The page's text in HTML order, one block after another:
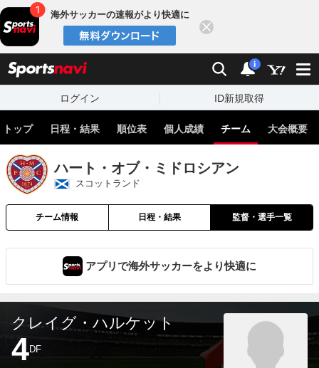
海外サッカーの速報がより快適に
検索 通知
i
ログイン ID新規取得
トップ 日程・結果 順位表 個人成績 チーム 大会概要
ハート・オブ・ミドロシアン
スコットランド
チーム情報 日程・結果 監督・選手一覧
アプリで海外サッカーをより快適に
クレイグ・ハルケット
4DF